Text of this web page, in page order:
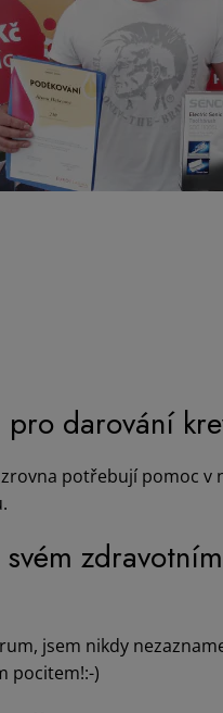
darování
potřebují pomoc v
jsem nikdy
pocitem!:-)